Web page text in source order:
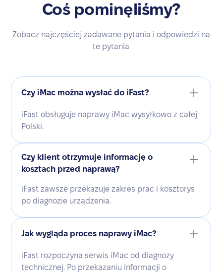
Coś pominęliśmy?
Zobacz najczęściej zadawane pytania i odpowiedzi na
te pytania
Czy iMac można wysłać do iFast?
iFast obsługuje naprawy iMac wysyłkowo z całej
Polski.
Czy klient otrzymuje informację o
kosztach przed naprawą?
iFast zawsze przekazuje zakres prac i kosztorys
po diagnozie urządzenia.
Jak wygląda proces naprawy iMac?
iFast rozpoczyna serwis iMac od diagnozy
technicznej. Po przekazaniu informacji o